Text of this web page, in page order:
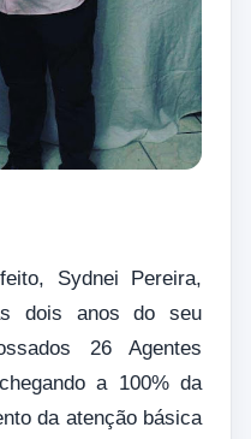
Sydnei Pereira,
dois anos do seu
26 Agentes
a 100% da
da atenção básica